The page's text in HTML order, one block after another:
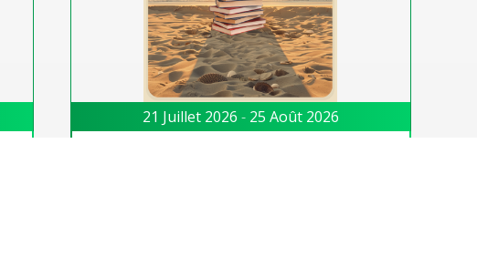
21 Juillet 2026 - 25 Août 2026